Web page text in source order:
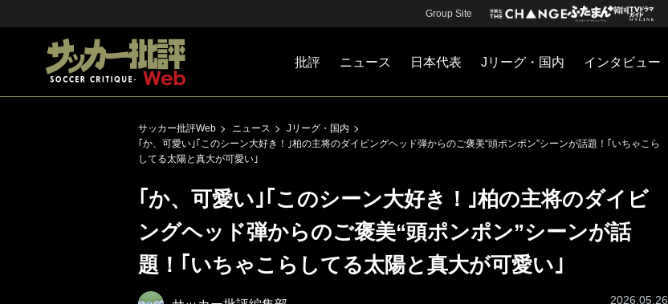
Group Site
批評 ニュース 日本代表 Jリーグ・国内 インタビュー
サッカー批評Web ニュース
Jリーグ・国内
｢か、可愛い｣｢このシーン大好き！｣柏の主将のダイビングヘッド弾からのご褒美“頭ポンポン”シーンが話題！｢いちゃこら
してる太陽と真大が可愛い｣
｢か、可愛い｣｢このシーン大好き！｣柏の主将のダイビ
ングヘッド弾からのご褒美“頭ポンポン”シーンが話
題！｢いちゃこらしてる太陽と真大が可愛い｣
2026.05.26